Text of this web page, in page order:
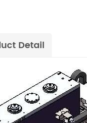
elektrostatisch eliminerende opwikkelaar
Detail